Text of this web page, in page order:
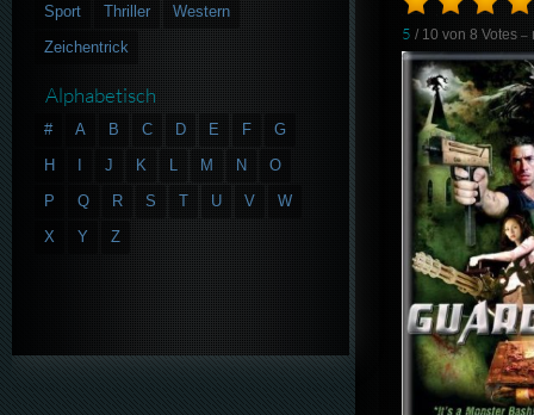
5 / 10 von8 Votes –
Sport
Thriller
Western
Zeichentrick
Alphabetisch
# A B C D E F
G
H
J K L M N
O
P
Q R S T U V
W
X
Y Z